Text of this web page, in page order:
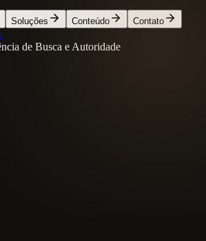
Soluções Conteúdo Contato
de Busca e Autoridade